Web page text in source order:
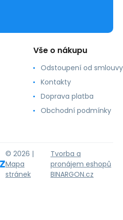
Vše o nákupu
Odstoupení od smlouvy
Kontakty
Doprava platba
Obchodní podmínky
© 2026 |
Mapa
stránek
Tvorba a
pronájem eshopů
BINARGON.cz